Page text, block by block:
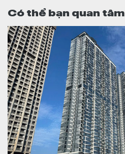
Có thể bạn quan tâm